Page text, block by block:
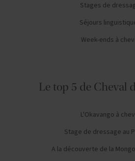
Stages de
Séjours
Week-ends à
Le top 5 de Cheval
L'Okavango à
Stage de dressage au
A la découverte de la